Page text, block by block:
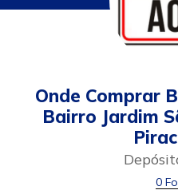
Onde Comprar
Bairro Jardim
0